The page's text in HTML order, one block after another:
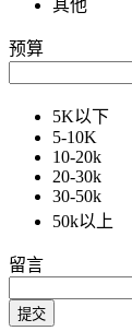
其他
预算
5K以下
5-10K
10-20k
20-30k
30-50k
50k以上
留言